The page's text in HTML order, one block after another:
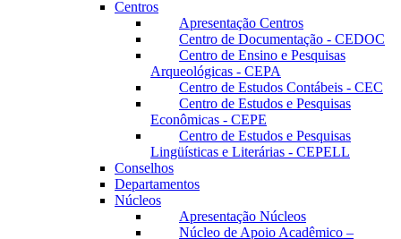
Centros
Apresentação Centros
Centro de Documentação - CEDOC
Centro de Ensino e Pesquisas
Arqueológicas - CEPA
Centro de Estudos Contábeis - CEC
Centro de Estudos e Pesquisas
Econômicas - CEPE
Centro de Estudos e Pesquisas
Lingüísticas e Literárias - CEPELL
Conselhos
Departamentos
Núcleos
Apresentação Núcleos
Núcleo de Apoio Acadêmico –